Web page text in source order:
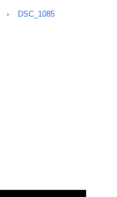
DSC_1085